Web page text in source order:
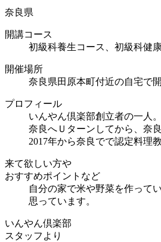
奈良県
開講コース
初級科養生コース、初級科健
開催場所
奈良県田原本町付近の自宅で
プロフィール
いんやん倶楽部創立者の一人
奈良へＵターンしてから、奈
2017年から奈良でで認定料理
来て欲しい方や
おすすめポイントなど
自分の家で米や野菜を作って
思っています。
いんやん倶楽部
スタッフより